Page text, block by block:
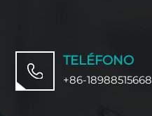
TELÉFONO
+86-18988515668